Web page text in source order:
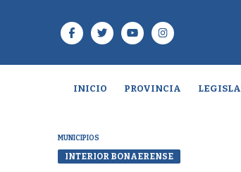
INICIO PROVINCIA
MUNICIPIOS
INTERIOR BONAERENSE